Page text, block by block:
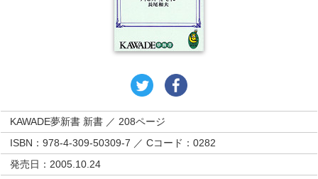
KAWADE夢新書 新書 ／ 208ページ
ISBN：978-4-309-50309-7 ／ Cコード：0282
発売日：2005.10.24